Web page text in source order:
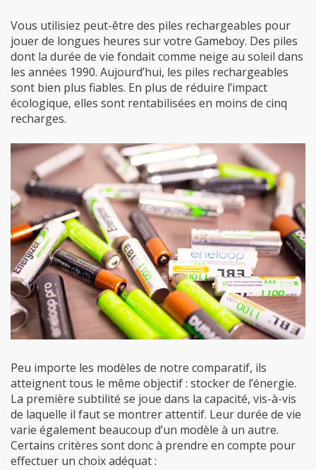
Vous utilisiez peut-être des piles rechargeables pour
jouer de longues heures sur votre Gameboy. Des piles
dont la durée de vie fondait comme neige au soleil dans
les années 1990. Aujourd’hui, les piles rechargeables
sont bien plus fiables. En plus de réduire l’impact
écologique, elles sont rentabilisées en moins de cinq
recharges.
Peu importe les modèles de notre comparatif, ils
atteignent tous le même objectif : stocker de l’énergie.
La première subtilité se joue dans la capacité, vis-à-vis
de laquelle il faut se montrer attentif. Leur durée de vie
varie également beaucoup d’un modèle à un autre.
Certains critères sont donc à prendre en compte pour
effectuer un choix adéquat :